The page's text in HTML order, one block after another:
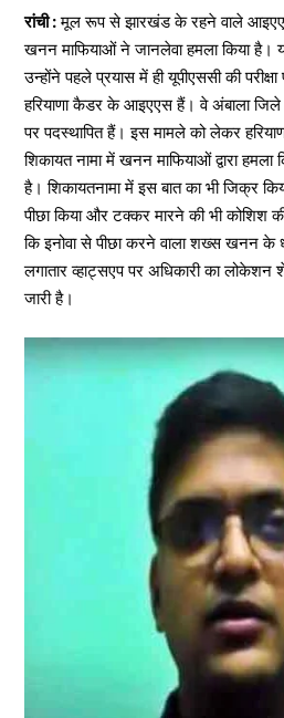
रांची :मूल रूप से झारखंड के रहने वाले
खनन माफियाओं ने जानलेवा हमला किया है।
उन्होंने पहले प्रयास में ही यूपीएससी की
हरियाणा कैडर के आइएएस हैं। वे अंबाला
पर पदस्थापित हैं। इस मामले को लेकर
शिकायत नामा में खनन माफियाओं द्वारा
है। शिकायतनामा में इस बात का भी जिक्र
पीछा किया और टक्कर मारने की भी कोशिश
कि इनोवा से पीछा करने वाला शख्स खनन
लगातार व्हाट्सएप पर अधिकारी का
जारी है।